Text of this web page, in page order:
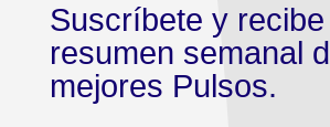
Suscríbete y
resumen semanal
mejores Pulsos.